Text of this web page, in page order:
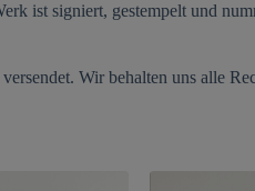
ist signiert, gestempelt und
Wir behalten uns alle